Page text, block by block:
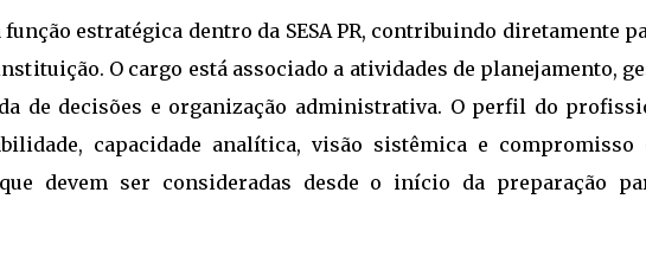
estratégica dentro da SESA PR, contribuindo diretamente
O cargo está associado a atividades de planejamento,
de decisões e organização administrativa. O perfil do
capacidade analítica, visão sistêmica e compromisso
devem ser consideradas desde o início da preparação